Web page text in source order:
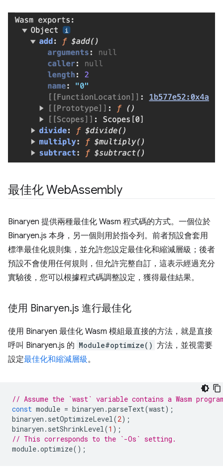
最佳化 WebAssembly
Binaryen 提供兩種最佳化 Wasm 程式碼的方式。一個位於
Binaryen.js 本身，另一個則用於指令列。前者預設會套用
標準最佳化規則集，並允許您設定最佳化和縮減層級；後者
預設不會使用任何規則，但允許完整自訂，這表示經過充分
實驗後，您可以根據程式碼調整設定，獲得最佳結果。
使用 Binaryen.js 進行最佳化
使用 Binaryen 最佳化 Wasm 模組最直接的方法，就是直接
呼叫 Binaryen.js 的 Module#optimize() 方法，並視需要
設定最佳化和縮減層級。
// Assume the `wast` variable contains a Wasm
const module = binaryen .parseText(wast);
binaryen . setOptimizeLevel (2);
binaryen . setShrinkLevel (1 );
// This corresponds to the `-Os` setting.
module.optimize();